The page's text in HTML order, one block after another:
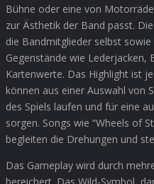
Bühne oder eine von
zur Ästhetik der Band passt.
die Bandmitglieder selbst
Gegenstände wie Lederjacken,
Kartenwerte. Das Highlight ist
können aus einer Auswahl von
des Spiels laufen und für eine
sorgen. Songs wie “Wheels of
begleiten die Drehungen und
Das Gameplay wird durch
bereichert. Das Wild-Symbol,